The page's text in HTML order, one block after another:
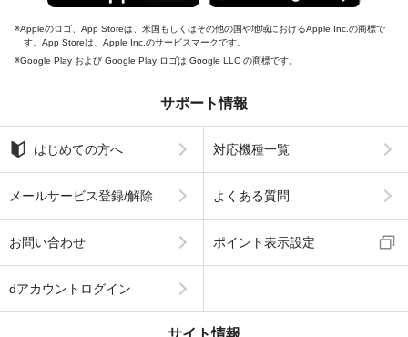
Appleのロゴ、App Storeは、米国もしくはその他の国や地域におけるApple Inc.の商標で
す。App Storeは、Apple Inc.のサービスマークです。
Google Play および Google Play ロゴは Google LLC の商標です。
サポート情報
はじめての方へ 対応機種一覧
メールサービス登録/解除 よくある質問
お問い合わせ ポイント表示設定
dアカウントログイン